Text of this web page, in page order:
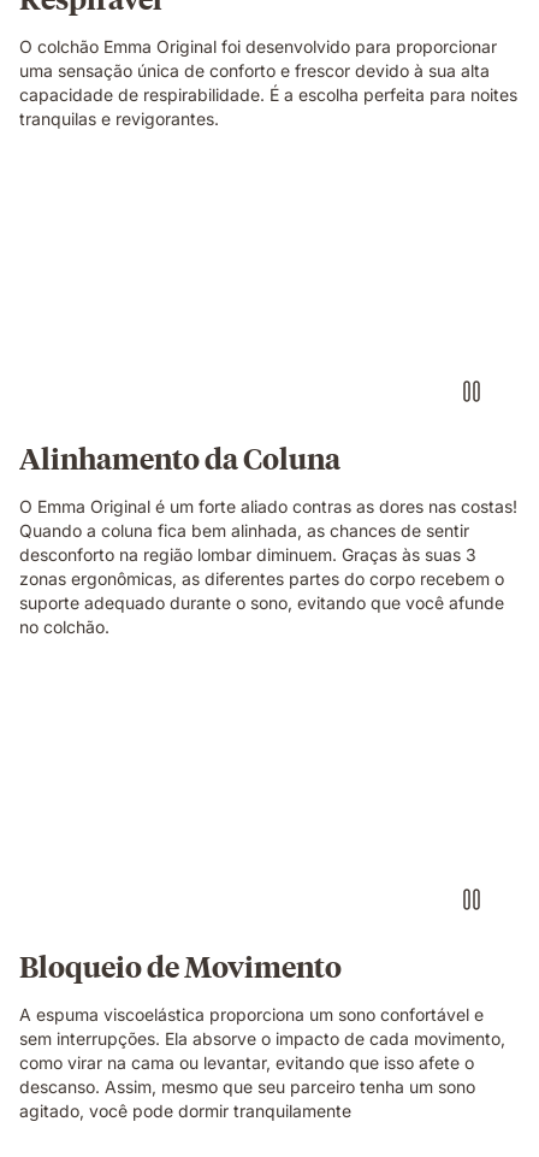
O colchão Emma Original foi desenvolvido para proporcionar
uma sensação única de conforto e frescor devido à sua alta
capacidade de respirabilidade. É a escolha perfeita para noites
tranquilas e revigorantes.
Alinhamento da Coluna
O Emma Original é um forte aliado contras as dores nas costas!
Quando a coluna fica bem alinhada, as chances de sentir
desconforto na região lombar diminuem. Graças às suas 3
zonas ergonômicas, as diferentes partes do corpo recebem o
suporte adequado durante o sono, evitando que você afunde
no colchão.
Bloqueio de Movimento
A espuma viscoelástica proporciona um sono confortável e
sem interrupções. Ela absorve o impacto de cada movimento,
como virar na cama ou levantar, evitando que isso afete o
descanso. Assim, mesmo que seu parceiro tenha um sono
agitado, você pode dormir tranquilamente